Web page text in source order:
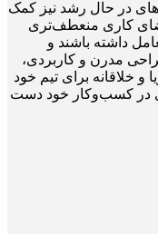
در حال رشد نیز کمک
فضای کاری منعطف‌تری
داشته باشند و
مدرن و کاربردی،
خلاقانه برای تیم خود
در کسب‌وکار خود دست